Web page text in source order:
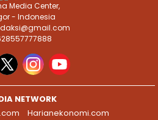
Media Center,
- Indonesia
NETWORK
Harianekonomi.com